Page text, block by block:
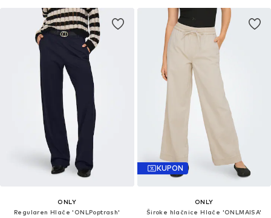
ONLY
Regularen Hlače 'ONLPoptrash'
KUPON
ONLY
Široke hlačnice Hlače 'ONLMAISA'